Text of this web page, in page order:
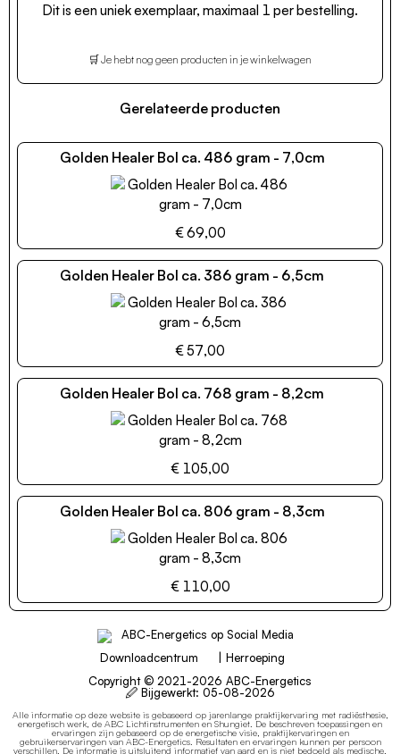
Dit is een uniek exemplaar, maximaal 1 per bestelling.
🛒 Je hebt nog geen producten in je winkelwagen
Gerelateerde producten
Golden Healer Bol ca. 486 gram - 7,0cm
€ 69,00
Golden Healer Bol ca. 386 gram - 6,5cm
€ 57,00
Golden Healer Bol ca. 768 gram - 8,2cm
€ 105,00
Golden Healer Bol ca. 806 gram - 8,3cm
€ 110,00
Downloadcentrum
Herroeping
Copyright © 2021-2026 ABC-Energetics
🖉 Bijgewerkt: 05-08-2026
Alle informatie op deze website is gebaseerd op jarenlange praktijkervaring met radiësthesie,
energetisch werk, de ABC Lichtinstrumenten en Shungiet. De beschreven toepassingen en
ervaringen zijn gebaseerd op de energetische visie, praktijkervaringen en
gebruikerservaringen van ABC-Energetics. Resultaten en ervaringen kunnen per persoon
verschillen. De informatie is uitsluitend informatief van aard en is niet bedoeld als medische,